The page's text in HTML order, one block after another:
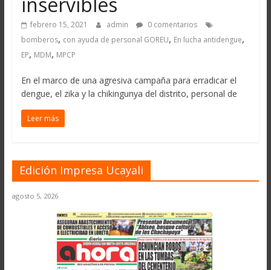
febrero 15, 2021 admin
0 comentarios
bomberos, con ayuda de personal GOREU, En lucha antidengue,
EP, MDM, MPCP
En el marco de una agresiva campaña para erradicar el
dengue, el zika y la chikingunya del distrito, personal de
Leer más
Edición Impresa Ucayali
agosto 5, 2026